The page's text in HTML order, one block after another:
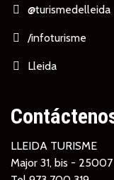
@turismedelleida
/infoturisme
Lleida
LLEIDA TURISME
Major 31, bis - 25007